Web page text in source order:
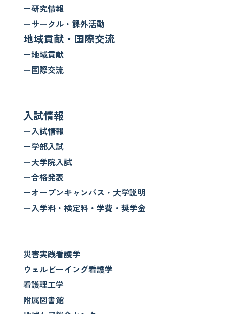
ー研究情報
ーサークル・課外活動
地域貢献・国際交流
ー地域貢献
ー国際交流
入試情報
ー入試情報
ー学部入試
ー大学院入試
ー合格発表
ーオープンキャンパス・大学説明
ー入学料・検定料・学費・奨学金
災害実践看護学
ウェルビーイング看護学
看護理工学
附属図書館